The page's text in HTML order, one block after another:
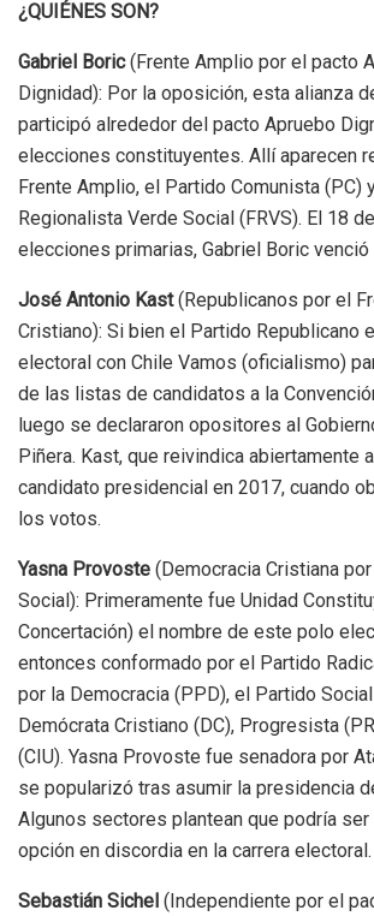
¿QUIÉNES SON?
Gabriel Boric(Frente Amplio por el pacto
Dignidad): Por la oposición, esta alianza
participó alrededor del pacto Apruebo
elecciones constituyentes. Allí aparecen
Frente Amplio, el Partido Comunista (PC)
Regionalista Verde Social (FRVS). El 18
elecciones primarias, Gabriel Boric venció
José Antonio Kast(Republicanos por el
Cristiano): Si bien el Partido Republicano
electoral con Chile Vamos (oficialismo)
de las listas de candidatos a la
luego se declararon opositores al
Piñera. Kast, que reivindica abiertamente
candidato presidencial en 2017, cuando
los votos.
Yasna Provoste (Democracia Cristiana
Social): Primeramente fue Unidad
Concertación) el nombre de este polo
entonces conformado por el Partido
por la Democracia (PPD), el Partido
Demócrata Cristiano (DC), Progresista
(CIU). Yasna Provoste fue senadora por
se popularizó tras asumir la presidencia
Algunos sectores plantean que podría ser
opción en discordia en la carrera electoral.
Sebastián Sichel (Independiente por el